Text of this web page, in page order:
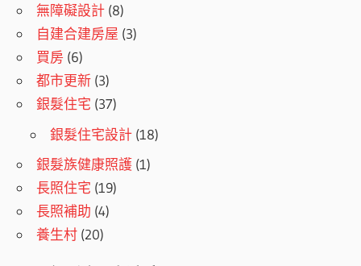
無障礙設計 (8)
自建合建房屋 (3)
買房 (6)
都市更新 (3)
銀髮住宅 (37)
銀髮住宅設計 (18)
銀髮族健康照護 (1)
長照住宅 (19)
長照補助 (4)
養生村 (20)